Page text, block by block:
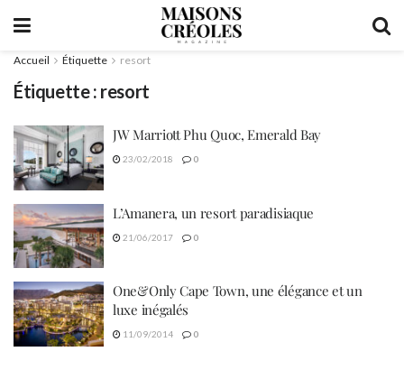
Accueil Étiquette resort
Étiquette : resort
JW Marriott Phu Quoc, Emerald Bay
23/02/2018 0
L’Amanera, un resort paradisiaque
21/06/2017 0
One&Only Cape Town, une élégance et un
luxe inégalés
11/09/2014 0